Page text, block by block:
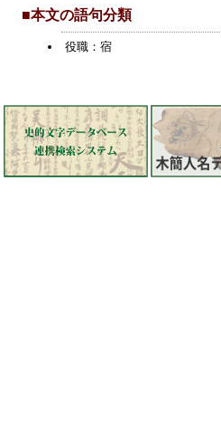
■本文の語句分類
役職：宿